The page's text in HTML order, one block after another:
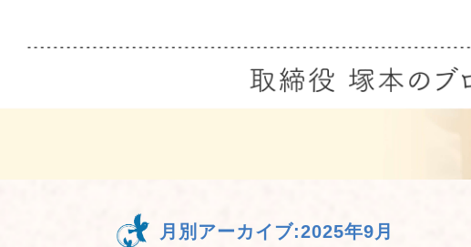
月別アーカイブ:2025年9月